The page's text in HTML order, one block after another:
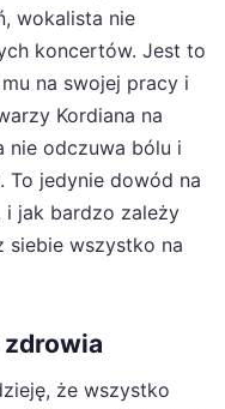
wokalista nie
koncertów. Jest to
na swojej pracy i
Kordiana na
nie odczuwa bólu i
To jedynie dowód na
jak bardzo zależy
siebie wszystko na
zdrowia
że wszystko